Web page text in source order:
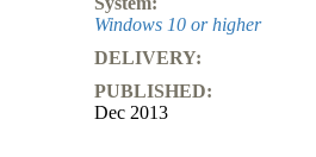
Windows 10 or higher
DELIVERY:
PUBLISHED:
Dec 2013
Program